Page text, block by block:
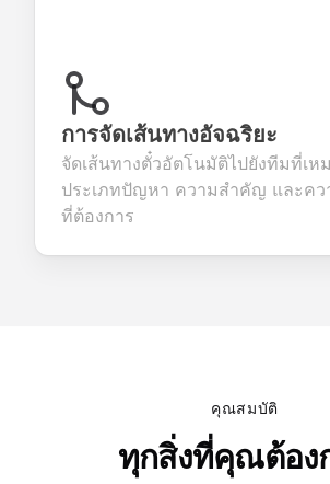
การจัดเส้นทางอัจฉริยะ
จัดเส้นทางตั๋วอัตโนมัติไปยังทีมที่เห
ประเภทปัญหา ความสำคัญ และคว
ที่ต้องการ
คุณสมบัติ
ทุกสิ่งที่คุณต้อง